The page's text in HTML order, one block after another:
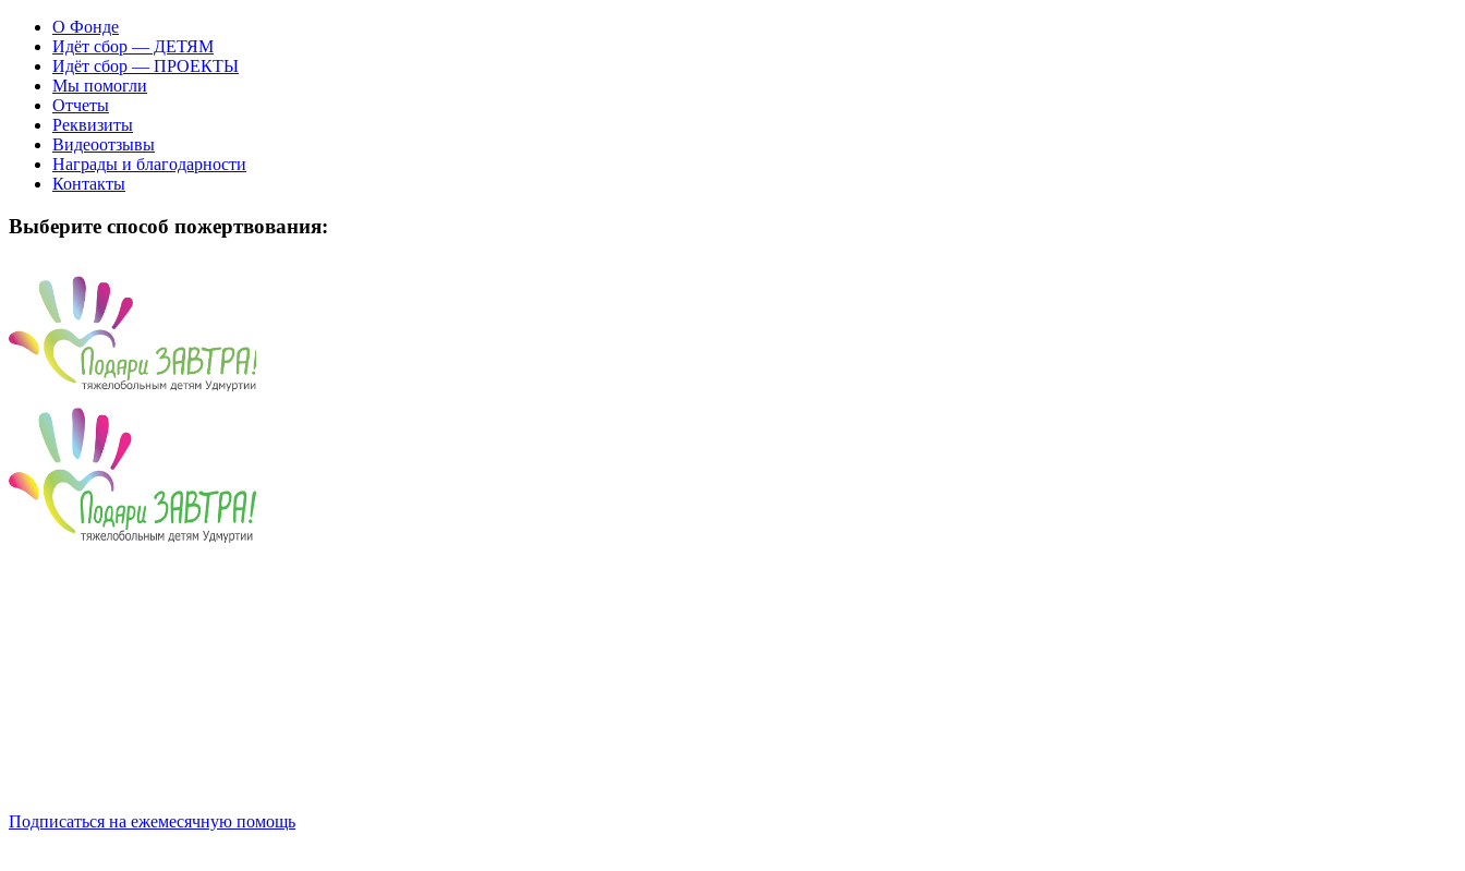
О Фонде
Идёт сбор — ДЕТЯМ
Идёт сбор — ПРОЕКТЫ
Мы помогли
Отчеты
Реквизиты
Видеоотзывы
Награды и благодарности
Контакты
Выберите способ пожертвования:
Подписаться на ежемесячную помощь